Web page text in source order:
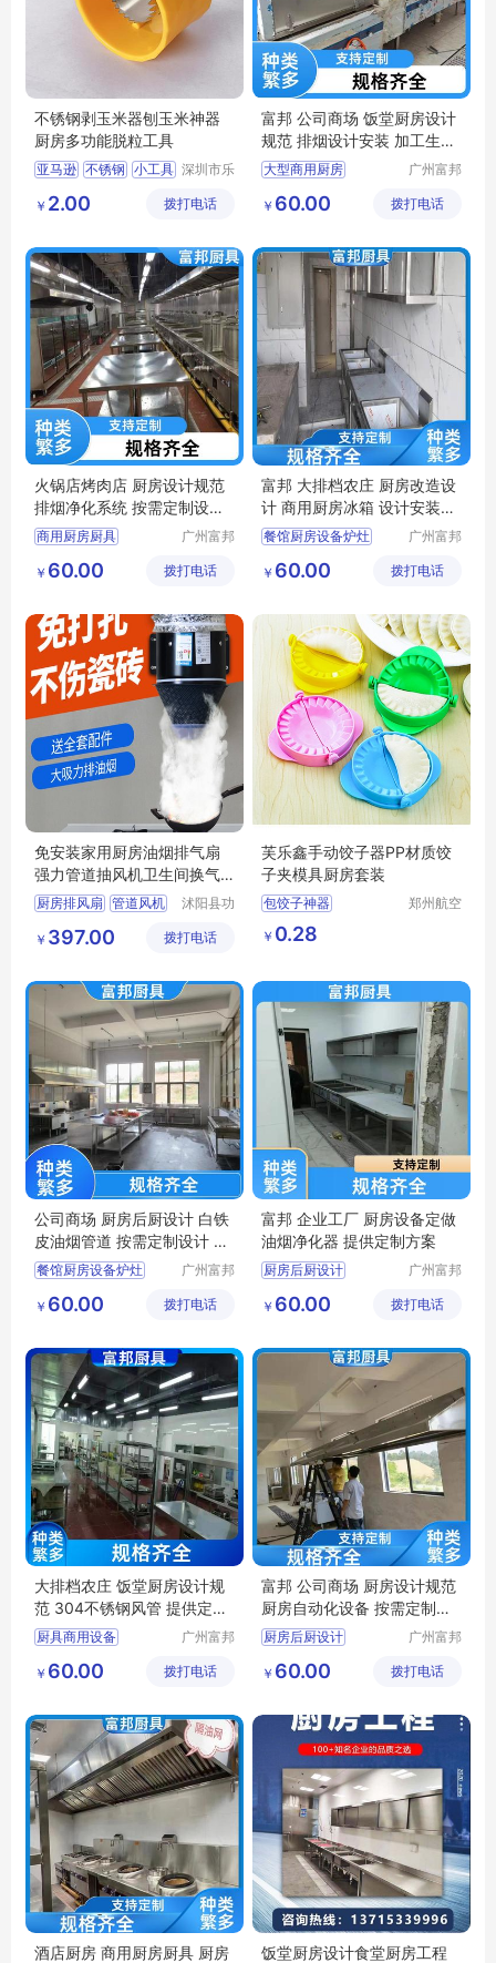
不锈钢剥玉米器刨玉米神器
厨房多功能脱粒工具
亚马逊 不锈钢 小工具 深圳市乐
技有限公
￥ 2.00 拨打电话
富邦 公司商场 饭堂厨房设计
规范 排烟设计安装 加工生产
厂家
大型商用厨房
饭堂厨房设备
湘菜馆厨房设备
广州富邦
工程有限
￥ 60.00 拨打电话
火锅店烤肉店 厨房设计规范
排烟净化系统 按需定制设计
富邦
商用厨房厨具
餐饮厨具设备
厨房施工方案
广州富邦
工程有限
￥ 60.00 拨打电话
富邦 大排档农庄 厨房改造设
计 商用厨房冰箱 设计安装施
工
餐馆厨房设备炉灶
厨房设计规范
千人饭堂厨房
广州富邦
工程有限
￥ 60.00 拨打电话
免安装家用厨房油烟排气扇
强力管道抽风机卫生间换气
扇租房排风扇
厨房排风扇 管道风机
卫生间排风扇
沭阳县功
子商务有
￥ 397.00 拨打电话
芙乐鑫手动饺子器PP材质饺
子夹模具厨房套装
包饺子神器
包饺子工具
厨房小工具
郑州航空
￥ 0.28
公司商场 厨房后厨设计 白铁
皮油烟管道 按需定制设计 富
邦
餐馆厨房设备炉灶
饭堂厨房设计规范
厨房设计规范
广州富邦
工程有限
￥ 60.00 拨打电话
富邦 企业工厂 厨房设备定做
油烟净化器 提供定制方案
厨房后厨设计
厨房炊事设备
厨房设备配套
广州富邦
工程有限
￥ 60.00 拨打电话
大排档农庄 饭堂厨房设计规
范 304不锈钢风管 提供定制
方案 富邦
厨具商用设备
饭堂厨房设计规范
厨具安装服务
广州富邦
工程有限
￥ 60.00 拨打电话
富邦 公司商场 厨房设计规范
厨房自动化设备 按需定制设
计
厨房后厨设计
厨房工程布局
食堂厨房设备
广州富邦
工程有限
￥ 60.00 拨打电话
酒店厨房 商用厨房厨具 厨房
饭堂厨房设计食堂厨房工程